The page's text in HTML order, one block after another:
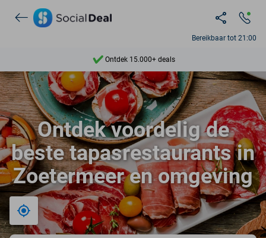
Bereikbaar tot 21:00
Ontdek 15.000+ deals
7 dagen per week beschikbaar
10+ miljoen leden
9,4
Ontdek 15.000+ deals
Ontdek voordelig de
beste tapasrestaurants in
Zoetermeer en omgeving
Bij mij in de buurt